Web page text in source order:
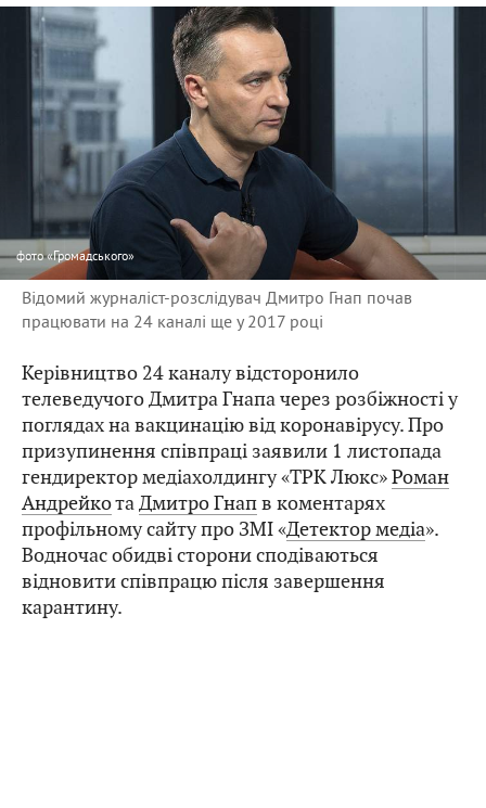
фото«Громадського»
Відомий журналіст-розслідувач Дмитро Гнап почав
працювати на 24 каналі ще у 2017 році
Керівництво 24 каналу відсторонило
телеведучого Дмитра Гнапа через розбіжності у
поглядах на вакцинацію від коронавірусу. Про
призупинення співпраці заявили 1 листопада
гендиректор медіахолдингу «ТРК Люкс»Роман
АндрейкотаДмитро Гнапв коментарях
профільному сайту про ЗМІ «Детектор медіа».
Водночас обидві сторони сподіваються
відновити співпрацю після завершення
карантину.